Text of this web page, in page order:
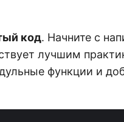
код. Начните с
лучшим
функции и